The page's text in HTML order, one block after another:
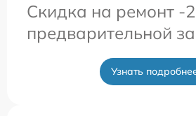
Скидка на ремонт -
предварительной
Узнать